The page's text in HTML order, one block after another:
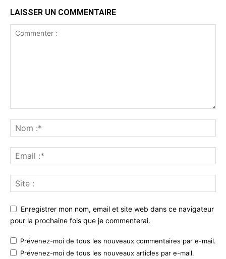
LAISSER UN COMMENTAIRE
Enregistrer mon nom, email et site web dans ce navigateur
pour la prochaine fois que je commenterai.
Prévenez-moi de tous les nouveaux commentaires par e-mail.
Prévenez-moi de tous les nouveaux articles par e-mail.